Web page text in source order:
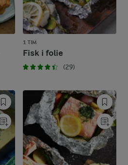
1 TIM
Fisk i folie
(29)